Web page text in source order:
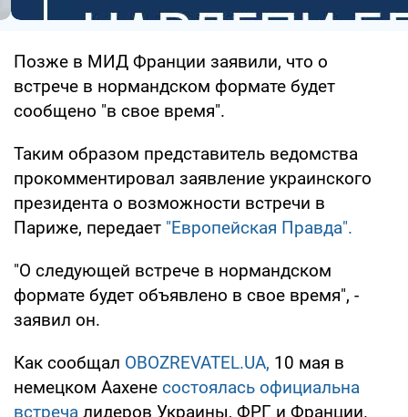
Позже в МИД Франции заявили, что о
встрече в нормандском формате будет
сообщено "в свое время".
Таким образом представитель ведомства
прокомментировал заявление украинского
президента о возможности встречи в
Париже, передает "Европейская Правда".
"О следующей встрече в нормандском
формате будет объявлено в свое время", -
заявил он.
Как сообщал OBOZREVATEL.UA, 10 мая в
немецком Аахене состоялась официальна
встреча лидеров Украины, ФРГ и Франции.